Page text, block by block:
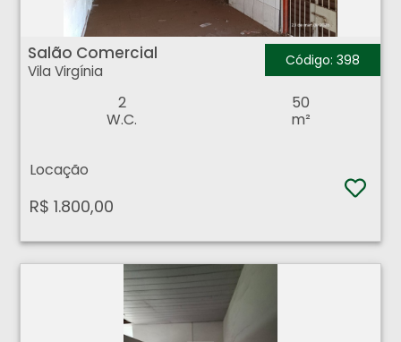
Salão Comercial - Vila Virgínia - Ribeirão Preto
Salão Comercial
Vila Virgínia
Código: 398
2
W.C.
50
m²
Locação
R$ 1.800,00